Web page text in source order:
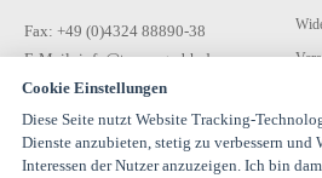
Fax: +49 (0)4324 88890-38
E-Mail: info@tecon-gmbh.de
Cookie Einstellungen
Diese Seite nutzt Website Tracking-
Dienste anzubieten, stetig zu verbessern und
Interessen der Nutzer anzuzeigen. Ich bin